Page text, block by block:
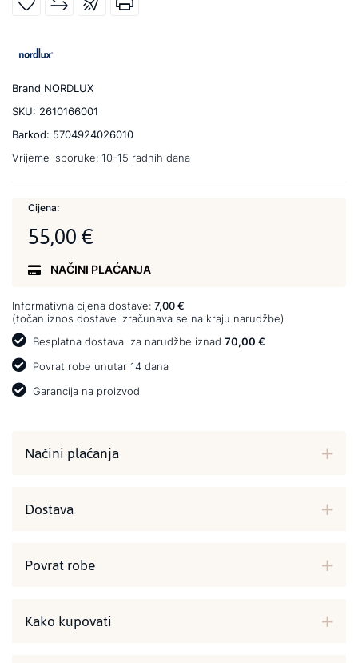
Brand NORDLUX
SKU: 2610166001
Barkod: 5704924026010
Vrijeme isporuke: 10-15 radnih dana
Cijena:
55,00 €
NAČINI PLAĆANJA
Informativna cijena dostave: 7,00 €
(točan iznos dostave izračunava se na kraju narudžbe)
Besplatna dostava za narudžbe iznad 70,00 €
Povrat robe unutar 14 dana
Garancija na proizvod
Načini plaćanja
Dostava
Povrat robe
Kako kupovati